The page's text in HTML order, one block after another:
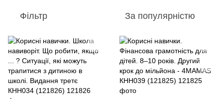
Фільтр За популярністю